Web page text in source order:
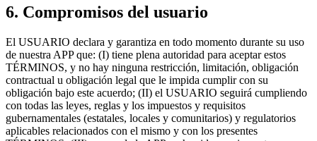
6. Compromisos del usuario
El USUARIO declara y garantiza en todo momento durante su uso
de nuestra APP que: (I) tiene plena autoridad para aceptar estos
TÉRMINOS, y no hay ninguna restricción, limitación, obligación
contractual u obligación legal que le impida cumplir con su
obligación bajo este acuerdo; (II) el USUARIO seguirá cumpliendo
con todas las leyes, reglas y los impuestos y requisitos
gubernamentales (estatales, locales y comunitarios) y regulatorios
aplicables relacionados con el mismo y con los presentes